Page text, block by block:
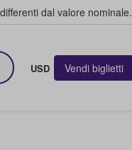
dal valore nominale.
USD Vendi biglietti